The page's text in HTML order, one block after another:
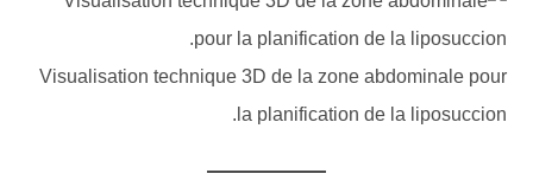
Visualisation technique 3D de la zone abdominale pour
la planification de la liposuccion.